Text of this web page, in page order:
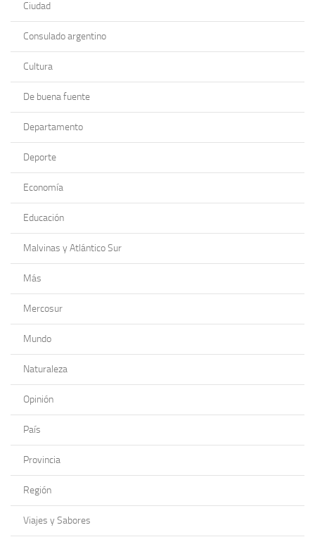
Ciudad
Consulado argentino
Cultura
De buena fuente
Departamento
Deporte
Economía
Educación
Malvinas y Atlántico Sur
Más
Mercosur
Mundo
Naturaleza
Opinión
País
Provincia
Región
Viajes y Sabores